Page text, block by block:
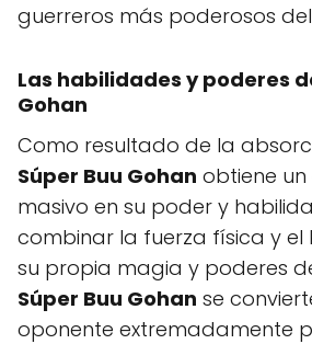
guerreros más poderosos del
Las habilidades y poderes
Gohan
Como resultado de la
Súper Buu Gohan obtiene
masivo en su poder y
combinar la fuerza física y el
su propia magia y poderes
Súper Buu Gohan se
oponente extremadamente